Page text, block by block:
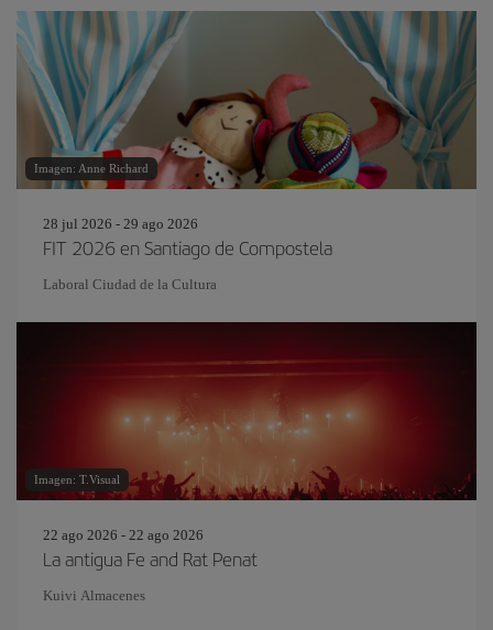
Imagen: Anne Richard
28 jul 2026 - 29 ago 2026
FIT 2026 en Santiago de Compostela
Laboral Ciudad de la Cultura
Imagen: T.Visual
22 ago 2026 - 22 ago 2026
La antigua Fe and Rat Penat
Kuivi Almacenes